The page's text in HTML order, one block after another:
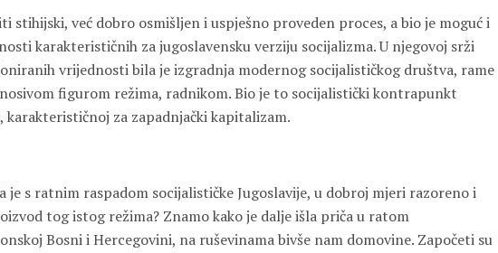
stihijski, već dobro osmišljen i uspješno proveden proces, a bio je moguć i
karakterističnih za jugoslavensku verziju socijalizma. U njegovoj srži
vrijednosti bila je izgradnja modernog socijalističkog društva, rame
figurom režima, radnikom. Bio je to socijalistički kontrapunkt
za zapadnjački kapitalizam.
je s ratnim raspadom socijalističke Jugoslavije, u dobroj mjeri razoreno i
tog istog režima? Znamo kako je dalje išla priča u ratom
Bosni i Hercegovini, na ruševinama bivše nam domovine. Započeti su